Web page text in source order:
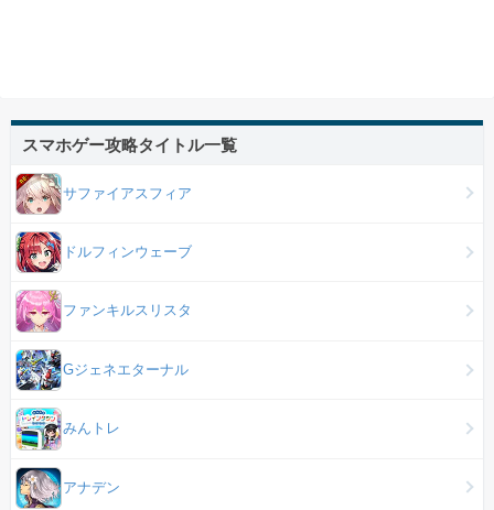
スマホゲー攻略タイトル一覧
サファイアスフィア
ドルフィンウェーブ
ファンキルスリスタ
Gジェネエターナル
みんトレ
アナデン